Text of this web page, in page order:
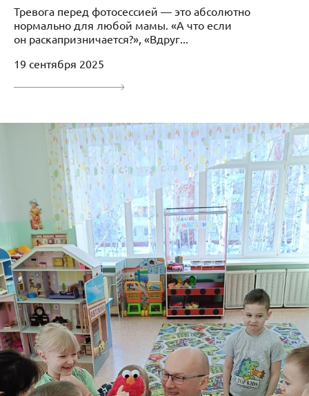
Тревога перед фотосессией — это абсолютно
нормально для любой мамы. «А что если
он раскапризничается?», «Вдруг...
19 сентября 2025